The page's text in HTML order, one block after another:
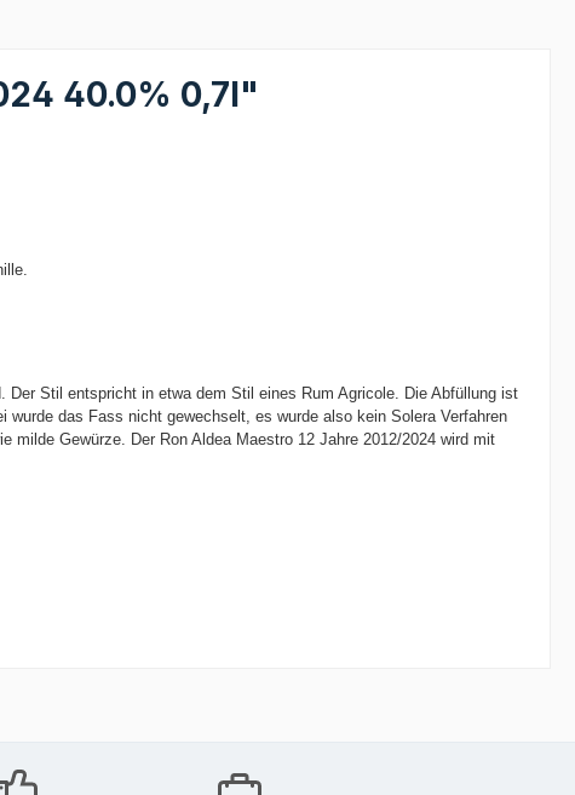
40.0% 0,7l"
Stil entspricht in etwa dem Stil eines Rum Agricole. Die Abfüllung ist
das Fass nicht gewechselt, es wurde also kein Solera Verfahren
Gewürze. Der Ron Aldea Maestro 12 Jahre 2012/2024 wird mit